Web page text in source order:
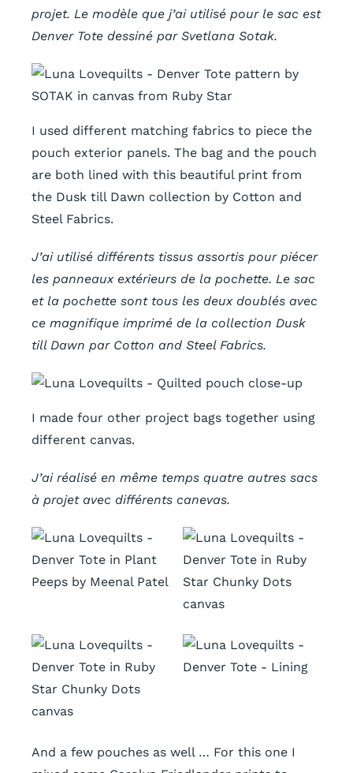
projet. Le modèle que j’ai utilisé pour le sac est
Denver Tote dessiné par Svetlana Sotak.
I used different matching fabrics to piece the
pouch exterior panels. The bag and the pouch
are both lined with this beautiful print from
the Dusk till Dawn collection by Cotton and
Steel Fabrics.
J’ai utilisé différents tissus assortis pour piécer
les panneaux extérieurs de la pochette. Le sac
et la pochette sont tous les deux doublés avec
ce magnifique imprimé de la collection Dusk
till Dawn par Cotton and Steel Fabrics.
I made four other project bags together using
different canvas.
J’ai réalisé en même temps quatre autres sacs
à projet avec différents canevas.
And a few pouches as well … For this one I